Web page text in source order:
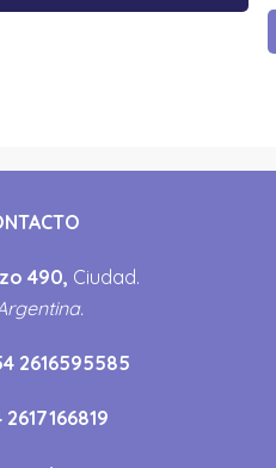
490, Ciudad.
2616595585
2617166819